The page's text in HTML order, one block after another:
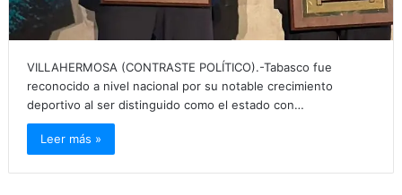
VILLAHERMOSA (CONTRASTE POLÍTICO).-Tabasco fue
reconocido a nivel nacional por su notable crecimiento
deportivo al ser distinguido como el estado con…
Leer más »